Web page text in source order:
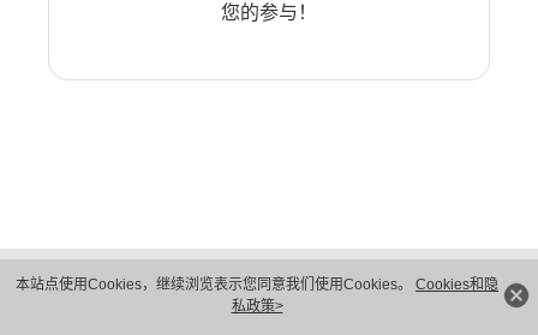
本站点使用Cookies，继续浏览表示您同意我们使用Cookies。 Cookies和隐
私政策>
您的参与！
隐私保护
法律声明